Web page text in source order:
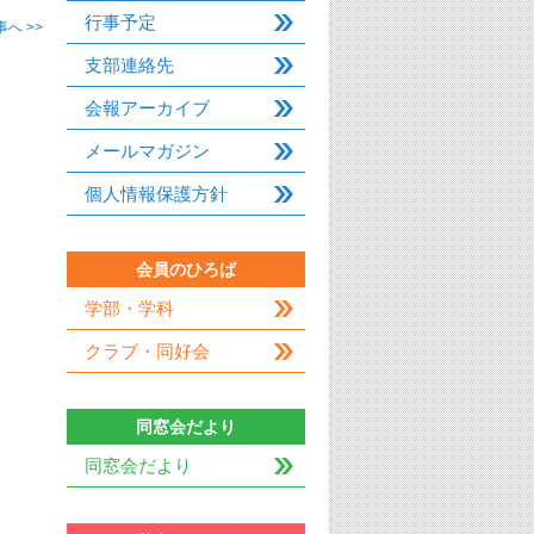
へ >> 行事予定
支部連絡先
会報アーカイブ
メールマガジン
個人情報保護方針
会員のひろば
学部・学科
クラブ・同好会
同窓会だより
同窓会だより